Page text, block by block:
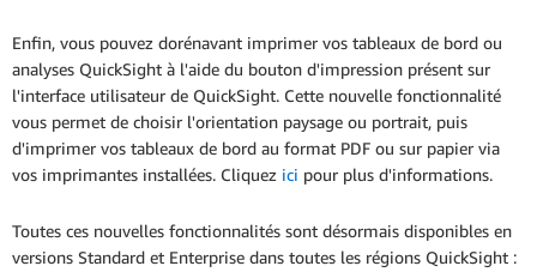
Enfin, vous pouvez dorénavant imprimer vos tableaux de bord ou
analyses QuickSight à l'aide du bouton d'impression présent sur
l'interface utilisateur de QuickSight. Cette nouvelle fonctionnalité
vous permet de choisir l'orientation paysage ou portrait, puis
d'imprimer vos tableaux de bord au format PDF ou sur papier via
vos imprimantes installées. Cliquez ici pour plus d'informations.
Toutes ces nouvelles fonctionnalités sont désormais disponibles en
versions Standard et Enterprise dans toutes les régions QuickSight :